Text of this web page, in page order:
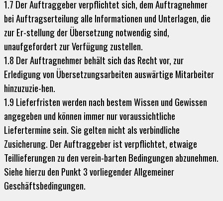
1.7 Der Auftraggeber verpflichtet sich, dem Auftragnehmer
bei Auftragserteilung alle Informationen und Unterlagen, die
zur Er-stellung der Übersetzung notwendig sind,
unaufgefordert zur Verfügung zustellen.
1.8 Der Auftragnehmer behält sich das Recht vor, zur
Erledigung von Übersetzungsarbeiten auswärtige Mitarbeiter
hinzuzuzie-hen.
1.9 Lieferfristen werden nach bestem Wissen und Gewissen
angegeben und können immer nur voraussichtliche
Liefertermine sein. Sie gelten nicht als verbindliche
Zusicherung. Der Auftraggeber ist verpflichtet, etwaige
Teillieferungen zu den verein-barten Bedingungen abzunehmen.
Siehe hierzu den Punkt 3 vorliegender Allgemeiner
Geschäftsbedingungen.